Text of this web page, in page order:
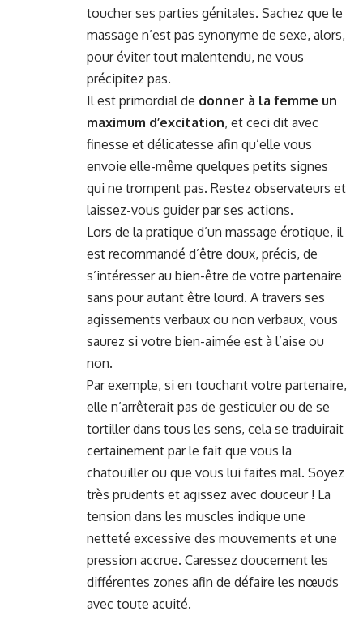
toucher ses parties génitales. Sachez que le
massage n’est pas synonyme de sexe, alors,
pour éviter tout malentendu, ne vous
précipitez pas.
Il est primordial de donner à la femme un
maximum d’excitation, et ceci dit avec
finesse et délicatesse afin qu’elle vous
envoie elle-même quelques petits signes
qui ne trompent pas. Restez observateurs et
laissez-vous guider par ses actions.
Lors de la pratique d’un massage érotique, il
est recommandé d’être doux, précis, de
s’intéresser au bien-être de votre partenaire
sans pour autant être lourd. A travers ses
agissements verbaux ou non verbaux, vous
saurez si votre bien-aimée est à l’aise ou
non.
Par exemple, si en touchant votre partenaire,
elle n’arrêterait pas de gesticuler ou de se
tortiller dans tous les sens, cela se traduirait
certainement par le fait que vous la
chatouiller ou que vous lui faites mal. Soyez
très prudents et agissez avec douceur ! La
tension dans les muscles indique une
netteté excessive des mouvements et une
pression accrue. Caressez doucement les
différentes zones afin de défaire les nœuds
avec toute acuité.